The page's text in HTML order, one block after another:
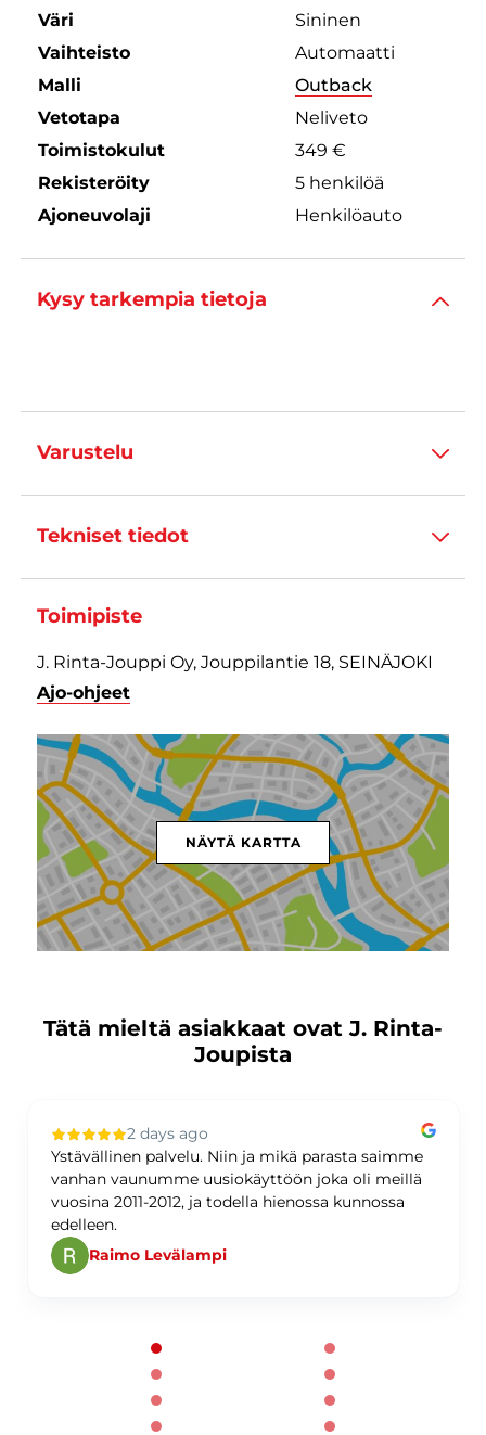
Väri
Sininen
Vaihteisto
Automaatti
Malli
Outback
Vetotapa
Neliveto
Toimistokulut
349 €
Rekisteröity
5 henkilöä
Ajoneuvolaji
Henkilöauto
Kysy tarkempia tietoja
Varustelu
Tekniset tiedot
Toimipiste
J. Rinta-Jouppi Oy, Jouppilantie 18, SEINÄJOKI
Ajo-ohjeet
NÄYTÄ KARTTA
Tätä mieltä asiakkaat ovat J. Rinta-
Joupista
2 days ago
Ystävällinen palvelu. Niin ja mikä parasta saimme
vanhan vaunumme uusiokäyttöön joka oli meillä
vuosina 2011-2012, ja todella hienossa kunnossa
edelleen.
Raimo Levälampi